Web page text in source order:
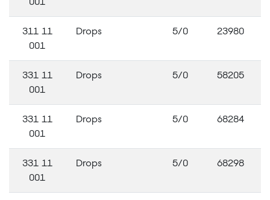
311 11
001
Drops 5/0 23980
331 11
001
Drops 5/0 58205
331 11
001
Drops 5/0 68284
331 11
001
Drops 5/0 68298